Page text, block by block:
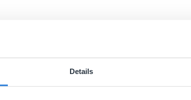
Details